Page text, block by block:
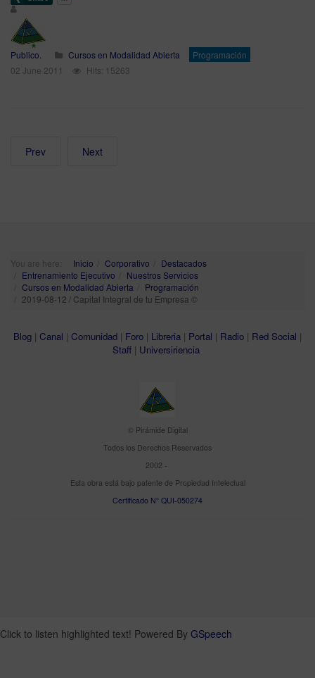
Publico. Cursos en Modalidad Abierta
Programación
02 June 2011
Hits: 15263
Prev Next
You are here: Inicio Corporativo
Destacados
Entrenamiento Ejecutivo
Nuestros Servicios
Cursos en Modalidad Abierta
Programación
2019-08-12 / Capital Integral de tu Empresa ©
Blog | Canal | Comunidad | Foro | Libreria | Portal | Radio | Red Social |
Staff | Universiriencia
© Pirámide Digital
Todos los Derechos Reservados
2002 -
Esta obra está bajo patente de Propiedad Intelectual
Certificado N° QUI-050274
Click to listen highlighted text! Powered By GSpeech